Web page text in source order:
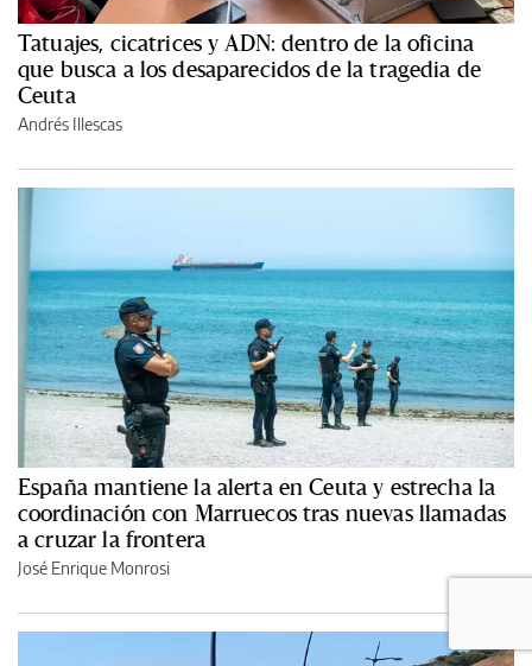
Tatuajes, cicatrices y ADN: dentro de la oficina
que busca a los desaparecidos de la tragedia de
Ceuta
Andrés Illescas
España mantiene la alerta en Ceuta y estrecha la
coordinación con Marruecos tras nuevas llamadas
a cruzar la frontera
José Enrique Monrosi